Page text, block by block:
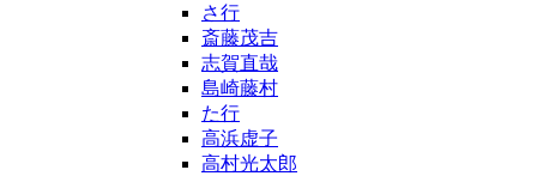
さ行
斎藤茂吉
志賀直哉
島崎藤村
た行
高浜虚子
高村光太郎